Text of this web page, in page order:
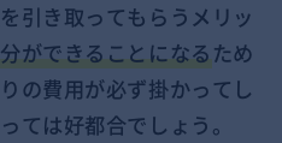
引き取ってもらうメリッ
ができることになるため
の費用が必ず掛かってし
ては好都合でしょう。